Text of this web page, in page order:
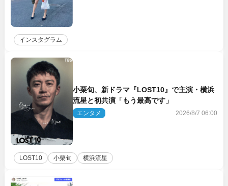
インスタグラム
小栗旬、新ドラマ『LOST10』で主演・横浜
流星と初共演「もう最高です」
エンタメ 2026/8/7 06:00
LOST10 小栗旬 横浜流星